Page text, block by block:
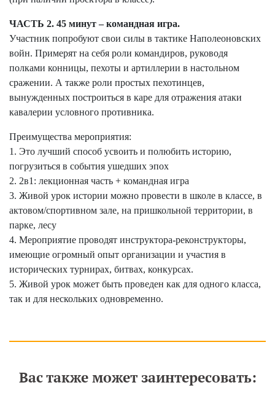
ЧАСТЬ 2. 45 минут – командная игра.
Участник попробуют свои силы в тактике Наполеоновских
войн. Примерят на себя роли командиров, руководя
полками конницы, пехоты и артиллерии в настольном
сражении. А также роли простых пехотинцев,
вынужденных построиться в каре для отражения атаки
кавалерии условного противника.
Преимущества мероприятия:
1. Это лучший способ усвоить и полюбить историю,
погрузиться в события ушедших эпох
2. 2в1: лекционная часть + командная игра
3. Живой урок истории можно провести в школе в классе, в
актовом/спортивном зале, на пришкольной территории, в
парке, лесу
4. Мероприятие проводят инструктора-реконструкторы,
имеющие огромный опыт организации и участия в
исторических турнирах, битвах, конкурсах.
5. Живой урок может быть проведен как для одного класса,
так и для нескольких одновременно.
Вас также может заинтересовать: